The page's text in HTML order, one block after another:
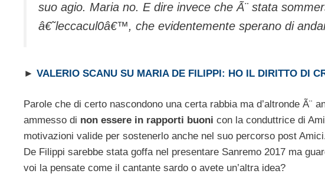
suo agio. Maria no. E dire invece che Ã¨ stata
â€˜leccacul0â€™, che evidentemente sperano di
► VALERIO SCANU SU MARIA DE FILIPPI: HO IL DIRITTO DI
Parole che di certo nascondono una certa rabbia ma d’altronde Ã¨
ammesso di non essere in rapporti buoni con la conduttrice di
motivazioni valide per sostenerlo anche nel suo percorso post
De Filippi sarebbe stata goffa nel presentare Sanremo 2017 ma
voi la pensate come il cantante sardo o avete un’altra idea?